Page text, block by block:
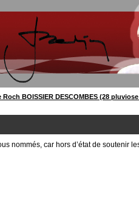
Roch BOISSIER DESCOMBES (28 pluviose
nommés, car hors d’état de soutenir